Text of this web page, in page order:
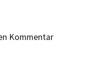
Kommentar